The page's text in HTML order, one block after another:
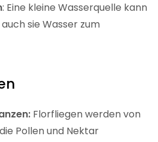
: Eine kleine Wasserquelle kann
sie Wasser zum
Florfliegen werden von
Pollen und Nektar